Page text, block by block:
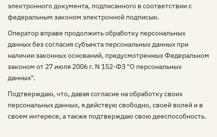
электронного документа, подписанного в соответствии с
федеральным законом электронной подписью.
Оператор вправе продолжить обработку персональных
данных без согласия субъекта персональных данных при
наличии законных оснований, предусмотренных Федеральном
законом от 27 июля 2006 г. N 152-ФЗ "О персональных
данных".
Подтверждаю, что, давая согласие на обработку своих
персональных данных, я действую свободно, своей волей и в
своем интересе, а также подтверждаю свою дееспособность.